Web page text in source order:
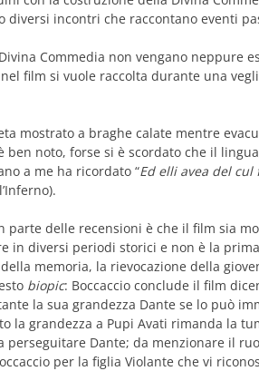
diversi incontri che raccontano eventi
Commedia non vengano neppure
film si vuole raccolta durante una
mostrato a braghe calate mentre
noto, forse si è scordato che il
a me ha ricordato “Ed elli avea del
delle recensioni è che il film sia
in diversi periodi storici e non è la
memoria, la rievocazione della
biopic: Boccaccio conclude il film
la sua grandezza Dante se lo può
la grandezza a Pupi Avati rimanda la
Dante; da menzionare il
per la figlia Violante che vi